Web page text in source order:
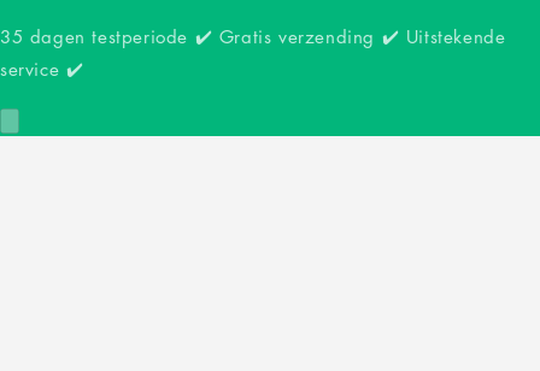
35 dagen testperiode ✔️ Gratis verzending ✔️ Uitstekende
service ✔️